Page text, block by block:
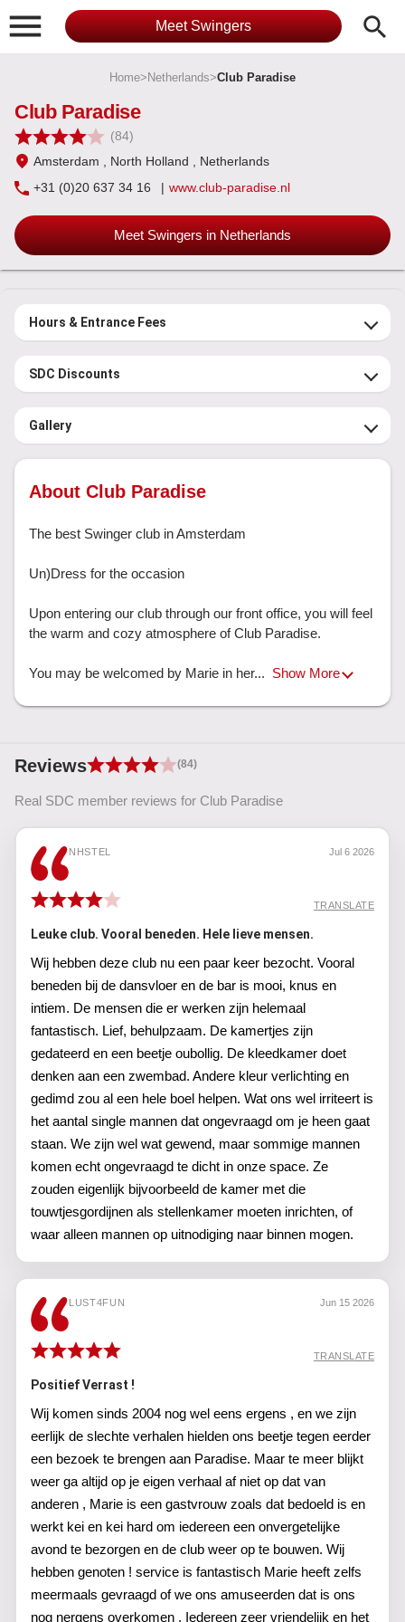
 Meet Swingers search
Home> Netherlands>Club Paradise
Club Paradise
(84)
Amsterdam
, North Holland
, Netherlands
+31 (0)20 637 34 16
| www.club-paradise.nl
Meet Swingers in Netherlands
Hours & Entrance Fees
SDC Discounts
Gallery
About Club Paradise
The best Swinger club in Amsterdam
Un)Dress for the occasion
Upon entering our club through our front office, you will feel
the warm and cozy atmosphere of Club Paradise.
You may be welcomed by Marie in her... Show More
Reviews (84)
Real SDC member reviews for Club Paradise
NHSTEL Jul 6 2026
TRANSLATE
Leuke club. Vooral beneden. Hele lieve mensen.
Wij hebben deze club nu een paar keer bezocht. Vooral
beneden bij de dansvloer en de bar is mooi, knus en
intiem. De mensen die er werken zijn helemaal
fantastisch. Lief, behulpzaam. De kamertjes zijn
gedateerd en een beetje oubollig. De kleedkamer doet
denken aan een zwembad. Andere kleur verlichting en
gedimd zou al een hele boel helpen. Wat ons wel irriteert is
het aantal single mannen dat ongevraagd om je heen gaat
staan. We zijn wel wat gewend, maar sommige mannen
komen echt ongevraagd te dicht in onze space. Ze
zouden eigenlijk bijvoorbeeld de kamer met die
touwtjesgordijnen als stellenkamer moeten inrichten, of
waar alleen mannen op uitnodiging naar binnen mogen.
LUST4FUN Jun 15 2026
TRANSLATE
Positief Verrast !
Wij komen sinds 2004 nog wel eens ergens , en we zijn
eerlijk de slechte verhalen hielden ons beetje tegen eerder
een bezoek te brengen aan Paradise. Maar te meer blijkt
weer ga altijd op je eigen verhaal af niet op dat van
anderen , Marie is een gastvrouw zoals dat bedoeld is en
werkt kei en kei hard om iedereen een onvergetelijke
avond te bezorgen en de club weer op te bouwen. Wij
hebben genoten ! service is fantastisch Marie heeft zelfs
meermaals gevraagd of we ons amuseerden dat is ons
nog nergens overkomen . Iedereen zeer vriendelijk en het